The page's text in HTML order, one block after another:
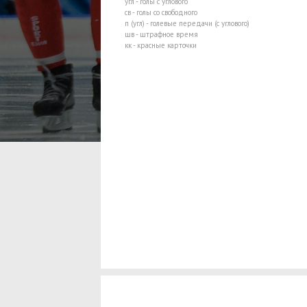
св - голы со свободного
п (угл) - голевые передачи (с углового)
шв - штрафное время
кк - красные карточки